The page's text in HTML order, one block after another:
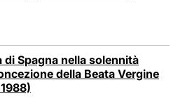
di Spagna nella solennità
della Beata Vergine